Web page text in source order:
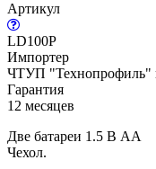
Артикул
LD100P
Импортер
ЧТУП "Технопрофиль"
Гарантия
12 месяцев
Две батареи 1.5 В AA
Чехол.